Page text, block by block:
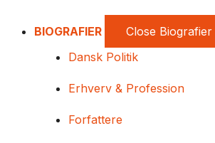
BIOGRAFIER Close Biografier
Dansk Politik
Erhverv & Profession
Forfattere